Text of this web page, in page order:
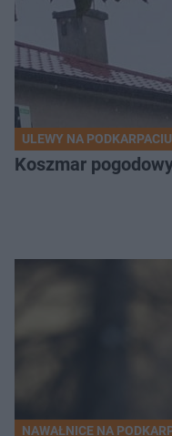
ULEWY NA PODKARPACIU
Koszmar
NAWAŁNICE NA